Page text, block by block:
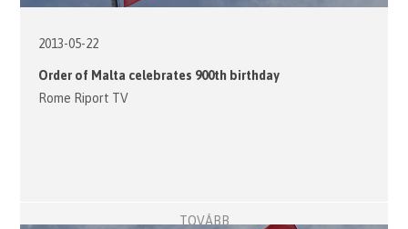
2013-05-22
Order of Malta celebrates 900th birthday
Rome Riport TV
TOVÁBB